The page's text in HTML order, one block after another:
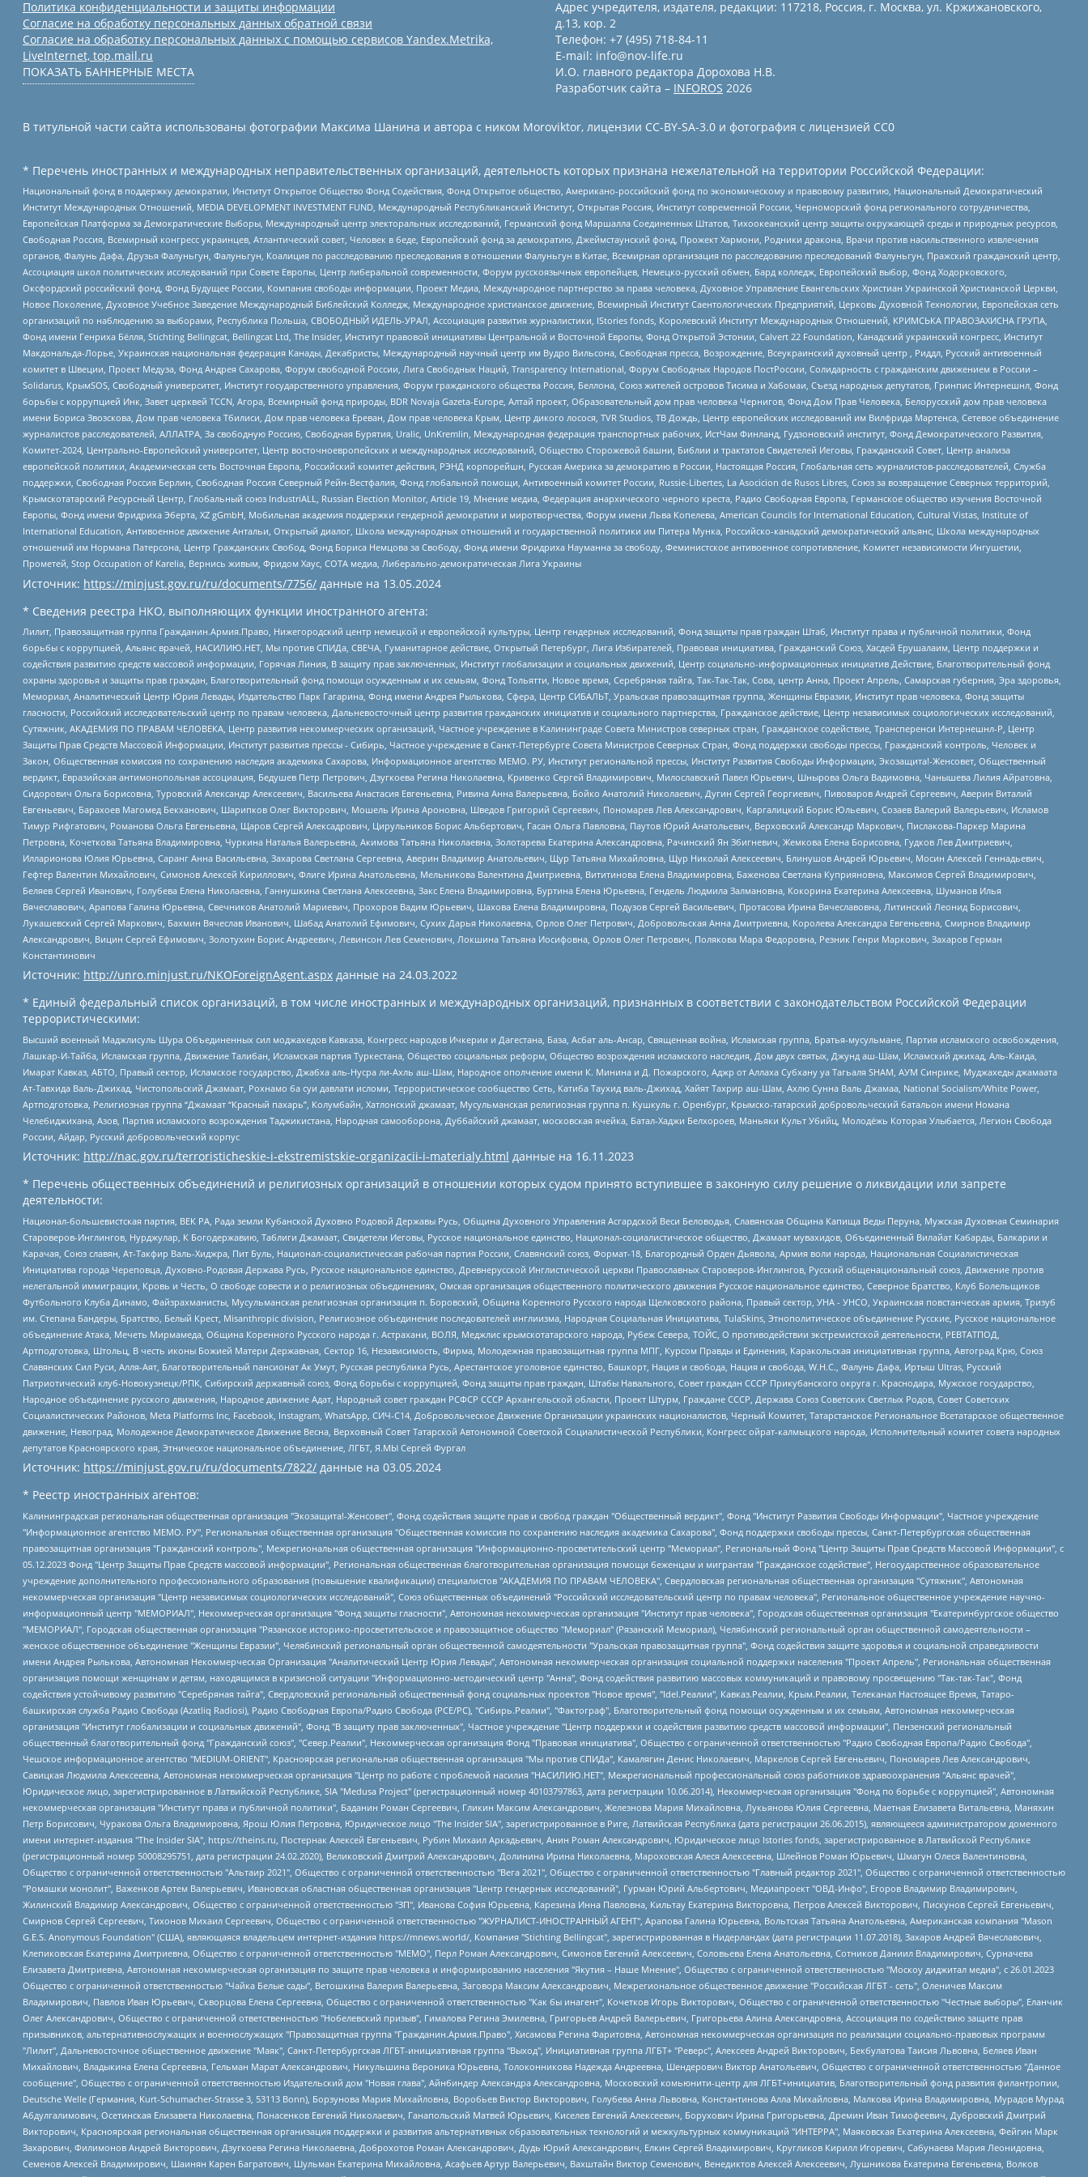
Политика конфиденциальности и защиты информации
Согласие на обработку персональных данных обратной связи
Согласие на обработку персональных данных с помощью сервисов Yandex.Metrika,
LiveInternet, top.mail.ru
ПОКАЗАТЬ БАННЕРНЫЕ МЕСТА
Адрес учредителя, издателя, редакции: 117218, Россия, г. Москва, ул. Кржижановского,
д.13, кор. 2
Телефон: +7 (495) 718-84-11
E-mail: info@nov-life.ru
И.О. главного редактора Дорохова Н.В.
Разработчик сайта – INFOROS 2026
В титульной части сайта использованы фотографии Максима Шанина и автора с ником Moroviktor, лицензии CC-BY-SA-3.0 и фотография с лицензией СС0
* Перечень иностранных и международных неправительственных организаций, деятельность которых признана нежелательной на территории Российской Федерации:
Национальный фонд в поддержку демократии, Институт Открытое Общество Фонд Содействия, Фонд Открытое общество, Американо-российский фонд по экономическому и правовому развитию, Национальный Демократический
Институт Международных Отношений, MEDIA DEVELOPMENT INVESTMENT FUND, Международный Республиканский Институт, Открытая Россия, Институт современной России, Черноморский фонд регионального сотрудничества,
Европейская Платформа за Демократические Выборы, Международный центр электоральных исследований, Германский фонд Маршалла Соединенных Штатов, Тихоокеанский центр защиты окружающей среды и природных ресурсов,
Свободная Россия, Всемирный конгресс украинцев, Атлантический совет, Человек в беде, Европейский фонд за демократию, Джеймстаунский фонд, Прожект Хармони, Родники дракона, Врачи против насильственного извлечения
органов, Фалунь Дафа, Друзья Фалуньгун, Фалуньгун, Коалиция по расследованию преследования в отношении Фалуньгун в Китае, Всемирная организация по расследованию преследований Фалуньгун, Пражский гражданский центр,
Ассоциация школ политических исследований при Совете Европы, Центр либеральной современности, Форум русскоязычных европейцев, Немецко-русский обмен, Бард колледж, Европейский выбор, Фонд Ходорковского,
Оксфордский российский фонд, Фонд Будущее России, Компания свободы информации, Проект Медиа, Международное партнерство за права человека, Духовное Управление Евангельских Христиан Украинской Христианской Церкви,
Новое Поколение, Духовное Учебное Заведение Международный Библейский Колледж, Международное христианское движение, Всемирный Институт Саентологических Предприятий, Церковь Духовной Технологии, Европейская сеть
организаций по наблюдению за выборами, Республика Польша, СВОБОДНЫЙ ИДЕЛЬ-УРАЛ, Ассоциация развития журналистики, IStories fonds, Королевский Институт Международных Отношений, КРИМСЬКА ПРАВОЗАХИСНА ГРУПА,
Фонд имени Генриха Бёлля, Stichting Bellingcat, Bellingcat Ltd, The Insider, Институт правовой инициативы Центральной и Восточной Европы, Фонд Открытой Эстонии, Calvert 22 Foundation, Канадский украинский конгресс, Институт
Макдональда-Лорье, Украинская национальная федерация Канады, Декабристы, Международный научный центр им Вудро Вильсона, Свободная пресса, Возрождение, Всеукраинский духовный центр , Риддл, Русский антивоенный
комитет в Швеции, Проект Медуза, Фонд Андрея Сахарова, Форум свободной России, Лига Свободных Наций, Transparеncy International, Форум Свободных Народов ПостРоссии, Солидарность с гражданским движением в России –
Solidarus, КрымSOS, Свободный университет, Институт государственного управления, Форум гражданского общества Россия, Беллона, Союз жителей островов Тисима и Хабомаи, Съезд народных депутатов, Гринпис Интернешнл, Фонд
борьбы с коррупцией Инк, Завет церквей TCCN, Агора, Всемирный фонд природы, BDR Novaja Gazeta-Europe, Алтай проект, Образовательный дом прав человека Чернигов, Фонд Дом Прав Человека, Белорусский дом прав человека
имени Бориса Звозскова, Дом прав человека Тбилиси, Дом прав человека Ереван, Дом прав человека Крым, Центр дикого лосося, TVR Studios, ТВ Дождь, Центр европейских исследований им Вилфрида Мартенса, Сетевое объединение
журналистов расследователей, АЛЛАТРА, За свободную Россию, Свободная Бурятия, Uralic, UnKremlin, Международная федерация транспортных рабочих, ИстЧам Финланд, Гудзоновский институт, Фонд Демократического Развития,
Комитет-2024, Центрально-Европейский университет, Центр восточноевропейских и международных исследований, Общество Сторожевой башни, Библии и трактатов Свидетелей Иеговы, Гражданский Совет, Центр анализа
европейской политики, Академическая сеть Восточная Европа, Российский комитет действия, РЭНД корпорейшн, Русская Америка за демократию в России, Настоящая Россия, Глобальная сеть журналистов-расследователей, Служба
поддержки, Свободная Россия Берлин, Свободная Россия Северный Рейн-Вестфалия, Фонд глобальной помощи, Антивоенный комитет России, Russie-Libertes, La Asocicion de Rusos Libres, Союз за возвращение Северных территорий,
Крымскотатарский Ресурсный Центр, Глобальный союз IndustriALL, Russian Election Monitor, Article 19, Мнение медиа, Федерация анархического черного креста, Радио Свободная Европа, Германское общество изучения Восточной
Европы, Фонд имени Фридриха Эберта, XZ gGmbH, Мобильная академия поддержки гендерной демократии и миротворчества, Форум имени Льва Копелева, American Councils for International Education, Cultural Vistas, Institute of
International Education, Антивоенное движение Антальи, Открытый диалог, Школа международных отношений и государственной политики им Питера Мунка, Российско-канадский демократический альянс, Школа международных
отношений им Нормана Патерсона, Центр Гражданских Свобод, Фонд Бориса Немцова за Свободу, Фонд имени Фридриха Науманна за свободу, Феминистское антивоенное сопротивление, Комитет независимости Ингушетии,
Прометей, Stop Occupation of Karelia, Вернись живым, Фридом Хаус, СОТА медиа, Либерально-демократическая Лига Украины
Источник: https://minjust.gov.ru/ru/documents/7756/ данные на 13.05.2024
* Сведения реестра НКО, выполняющих функции иностранного агента:
Лилит, Правозащитная группа Гражданин.Армия.Право, Нижегородский центр немецкой и европейской культуры, Центр гендерных исследований, Фонд защиты прав граждан Штаб, Институт права и публичной политики, Фонд
борьбы с коррупцией, Альянс врачей, НАСИЛИЮ.НЕТ, Мы против СПИДа, СВЕЧА, Гуманитарное действие, Открытый Петербург, Лига Избирателей, Правовая инициатива, Гражданский Союз, Хасдей Ерушалаим, Центр поддержки и
содействия развитию средств массовой информации, Горячая Линия, В защиту прав заключенных, Институт глобализации и социальных движений, Центр социально-информационных инициатив Действие, Благотворительный фонд
охраны здоровья и защиты прав граждан, Благотворительный фонд помощи осужденным и их семьям, Фонд Тольятти, Новое время, Серебряная тайга, Так-Так-Так, Сова, центр Анна, Проект Апрель, Самарская губерния, Эра здоровья,
Мемориал, Аналитический Центр Юрия Левады, Издательство Парк Гагарина, Фонд имени Андрея Рылькова, Сфера, Центр СИБАЛЬТ, Уральская правозащитная группа, Женщины Евразии, Институт прав человека, Фонд защиты
гласности, Российский исследовательский центр по правам человека, Дальневосточный центр развития гражданских инициатив и социального партнерства, Гражданское действие, Центр независимых социологических исследований,
Сутяжник, АКАДЕМИЯ ПО ПРАВАМ ЧЕЛОВЕКА, Центр развития некоммерческих организаций, Частное учреждение в Калининграде Совета Министров северных стран, Гражданское содействие, Трансперенси Интернешнл-Р, Центр
Защиты Прав Средств Массовой Информации, Институт развития прессы - Сибирь, Частное учреждение в Санкт-Петербурге Совета Министров Северных Стран, Фонд поддержки свободы прессы, Гражданский контроль, Человек и
Закон, Общественная комиссия по сохранению наследия академика Сахарова, Информационное агентство МЕМО. РУ, Институт региональной прессы, Институт Развития Свободы Информации, Экозащита!-Женсовет, Общественный
вердикт, Евразийская антимонопольная ассоциация, Бедушев Петр Петрович, Дзугкоева Регина Николаевна, Кривенко Сергей Владимирович, Милославский Павел Юрьевич, Шнырова Ольга Вадимовна, Чанышева Лилия Айратовна,
Сидорович Ольга Борисовна, Туровский Александр Алексеевич, Васильева Анастасия Евгеньевна, Ривина Анна Валерьевна, Бойко Анатолий Николаевич, Дугин Сергей Георгиевич, Пивоваров Андрей Сергеевич, Аверин Виталий
Евгеньевич, Барахоев Магомед Бекханович, Шарипков Олег Викторович, Мошель Ирина Ароновна, Шведов Григорий Сергеевич, Пономарев Лев Александрович, Каргалицкий Борис Юльевич, Созаев Валерий Валерьевич, Исламов
Тимур Рифгатович, Романова Ольга Евгеньевна, Щаров Сергей Алексадрович, Цирульников Борис Альбертович, Гасан Ольга Павловна, Паутов Юрий Анатольевич, Верховский Александр Маркович, Пислакова-Паркер Марина
Петровна, Кочеткова Татьяна Владимировна, Чуркина Наталья Валерьевна, Акимова Татьяна Николаевна, Золотарева Екатерина Александровна, Рачинский Ян Збигневич, Жемкова Елена Борисовна, Гудков Лев Дмитриевич,
Илларионова Юлия Юрьевна, Саранг Анна Васильевна, Захарова Светлана Сергеевна, Аверин Владимир Анатольевич, Щур Татьяна Михайловна, Щур Николай Алексеевич, Блинушов Андрей Юрьевич, Мосин Алексей Геннадьевич,
Гефтер Валентин Михайлович, Симонов Алексей Кириллович, Флиге Ирина Анатольевна, Мельникова Валентина Дмитриевна, Вититинова Елена Владимировна, Баженова Светлана Куприяновна, Максимов Сергей Владимирович,
Беляев Сергей Иванович, Голубева Елена Николаевна, Ганнушкина Светлана Алексеевна, Закс Елена Владимировна, Буртина Елена Юрьевна, Гендель Людмила Залмановна, Кокорина Екатерина Алексеевна, Шуманов Илья
Вячеславович, Арапова Галина Юрьевна, Свечников Анатолий Мариевич, Прохоров Вадим Юрьевич, Шахова Елена Владимировна, Подузов Сергей Васильевич, Протасова Ирина Вячеславовна, Литинский Леонид Борисович,
Лукашевский Сергей Маркович, Бахмин Вячеслав Иванович, Шабад Анатолий Ефимович, Сухих Дарья Николаевна, Орлов Олег Петрович, Добровольская Анна Дмитриевна, Королева Александра Евгеньевна, Смирнов Владимир
Александрович, Вицин Сергей Ефимович, Золотухин Борис Андреевич, Левинсон Лев Семенович, Локшина Татьяна Иосифовна, Орлов Олег Петрович, Полякова Мара Федоровна, Резник Генри Маркович, Захаров Герман
Константинович
Источник: http://unro.minjust.ru/NKOForeignAgent.aspx данные на 24.03.2022
* Единый федеральный список организаций, в том числе иностранных и международных организаций, признанных в соответствии с законодательством Российской Федерации
террористическими:
Высший военный Маджлисуль Шура Объединенных сил моджахедов Кавказа, Конгресс народов Ичкерии и Дагестана, База, Асбат аль-Ансар, Священная война, Исламская группа, Братья-мусульмане, Партия исламского освобождения,
Лашкар-И-Тайба, Исламская группа, Движение Талибан, Исламская партия Туркестана, Общество социальных реформ, Общество возрождения исламского наследия, Дом двух святых, Джунд аш-Шам, Исламский джихад, Аль-Каида,
Имарат Кавказ, АБТО, Правый сектор, Исламское государство, Джабха аль-Нусра ли-Ахль аш-Шам, Народное ополчение имени К. Минина и Д. Пожарского, Аджр от Аллаха Субхану уа Тагьаля SHAM, АУМ Синрике, Муджахеды джамаата
Ат-Тавхида Валь-Джихад, Чистопольский Джамаат, Рохнамо ба суи давлати исломи, Террористическое сообщество Сеть, Катиба Таухид валь-Джихад, Хайят Тахрир аш-Шам, Ахлю Сунна Валь Джамаа, National Socialism/White Power,
Артподготовка, Религиозная группа “Джамаат “Красный пахарь”, Колумбайн, Хатлонский джамаат, Мусульманская религиозная группа п. Кушкуль г. Оренбург, Крымско-татарский добровольческий батальон имени Номана
Челебиджихана, Азов, Партия исламского возрождения Таджикистана, Народная самооборона, Дуббайский джамаат, московская ячейка, Батал-Хаджи Белхороев, Маньяки Культ Убийц, Молодёжь Которая Улыбается, Легион Свобода
России, Айдар, Русский добровольческий корпус
Источник: http://nac.gov.ru/terroristicheskie-i-ekstremistskie-organizacii-i-materialy.html данные на 16.11.2023
* Перечень общественных объединений и религиозных организаций в отношении которых судом принято вступившее в законную силу решение о ликвидации или запрете
деятельности:
Национал-большевистская партия, ВЕК РА, Рада земли Кубанской Духовно Родовой Державы Русь, Община Духовного Управления Асгардской Веси Беловодья, Славянская Община Капища Веды Перуна, Мужская Духовная Семинария
Староверов-Инглингов, Нурджулар, К Богодержавию, Таблиги Джамаат, Свидетели Иеговы, Русское национальное единство, Национал-социалистическое общество, Джамаат мувахидов, Объединенный Вилайат Кабарды, Балкарии и
Карачая, Союз славян, Ат-Такфир Валь-Хиджра, Пит Буль, Национал-социалистическая рабочая партия России, Славянский союз, Формат-18, Благородный Орден Дьявола, Армия воли народа, Национальная Социалистическая
Инициатива города Череповца, Духовно-Родовая Держава Русь, Русское национальное единство, Древнерусской Инглистической церкви Православных Староверов-Инглингов, Русский общенациональный союз, Движение против
нелегальной иммиграции, Кровь и Честь, О свободе совести и о религиозных объединениях, Омская организация общественного политического движения Русское национальное единство, Северное Братство, Клуб Болельщиков
Футбольного Клуба Динамо, Файзрахманисты, Мусульманская религиозная организация п. Боровский, Община Коренного Русского народа Щелковского района, Правый сектор, УНА - УНСО, Украинская повстанческая армия, Тризуб
им. Степана Бандеры, Братство, Белый Крест, Misanthropic division, Религиозное объединение последователей инглиизма, Народная Социальная Инициатива, TulaSkins, Этнополитическое объединение Русские, Русское национальное
объединение Атака, Мечеть Мирмамеда, Община Коренного Русского народа г. Астрахани, ВОЛЯ, Меджлис крымскотатарского народа, Рубеж Севера, ТОЙС, О противодействии экстремистской деятельности, РЕВТАТПОД,
Артподготовка, Штольц, В честь иконы Божией Матери Державная, Сектор 16, Независимость, Фирма, Молодежная правозащитная группа МПГ, Курсом Правды и Единения, Каракольская инициативная группа, Автоград Крю, Союз
Славянских Сил Руси, Алля-Аят, Благотворительный пансионат Ак Умут, Русская республика Русь, Арестантское уголовное единство, Башкорт, Нация и свобода, Нация и свобода, W.H.С., Фалунь Дафа, Иртыш Ultras, Русский
Патриотический клуб-Новокузнецк/РПК, Сибирский державный союз, Фонд борьбы с коррупцией, Фонд защиты прав граждан, Штабы Навального, Совет граждан СССР Прикубанского округа г. Краснодара, Мужское государство,
Народное объединение русского движения, Народное движение Адат, Народный совет граждан РСФСР СССР Архангельской области, Проект Штурм, Граждане СССР, Держава Союз Советских Светлых Родов, Совет Советских
Социалистических Районов, Meta Platforms Inc, Facebook, Instagram, WhatsApp, СИЧ-С14, Добровольческое Движение Организации украинских националистов, Черный Комитет, Татарстанское Региональное Всетатарское общественное
движение, Невоград, Молодежное Демократическое Движение Весна, Верховный Совет Татарской Автономной Советской Социалистической Республики, Конгресс ойрат-калмыцкого народа, Исполнительный комитет совета народных
депутатов Красноярского края, Этническое национальное объединение, ЛГБТ, Я.МЫ Сергей Фургал
Источник: https://minjust.gov.ru/ru/documents/7822/ данные на 03.05.2024
* Реестр иностранных агентов:
Калининградская региональная общественная организация "Экозащита!-Женсовет", Фонд содействия защите прав и свобод граждан "Общественный вердикт", Фонд "Институт Развития Свободы Информации", Частное учреждение "Информационное агентство МЕМО. РУ", Региональная общественная организация "Общественная комиссия по сохранению наследия академика Сахарова", Фонд поддержки свободы прессы, Санкт-Петербургская общественная правозащитная организация "Гражданский контроль", Межрегиональная общественная организация "Информационно-просветительский центр "Мемориал", Региональный Фонд "Центр Защиты Прав Средств Массовой Информации", с 05.12.2023 Фонд "Центр Защиты Прав Средств массовой информации", Региональная общественная благотворительная организация помощи беженцам и мигрантам "Гражданское содействие", Негосударственное образовательное учреждение дополнительного профессионального образования (повышение квалификации) специалистов "АКАДЕМИЯ ПО ПРАВАМ ЧЕЛОВЕКА", Свердловская региональная общественная организация "Сутяжник", Автономная некоммерческая организация "Центр независимых социологических исследований", Союз общественных объединений "Российский исследовательский центр по правам человека", Региональное общественное учреждение научно-информационный центр "МЕМОРИАЛ", Некоммерческая организация "Фонд защиты гласности", Автономная некоммерческая организация "Институт прав человека", Городская общественная организация "Екатеринбургское общество "МЕМОРИАЛ", Городская общественная организация "Рязанское историко-просветительское и правозащитное общество "Мемориал" (Рязанский Мемориал), Челябинский региональный орган общественной самодеятельности – женское общественное объединение "Женщины Евразии", Челябинский региональный орган общественной самодеятельности "Уральская правозащитная группа", Фонд содействия защите здоровья и социальной справедливости имени Андрея Рылькова, Автономная Некоммерческая Организация "Аналитический Центр Юрия Левады", Автономная некоммерческая организация социальной поддержки населения "Проект Апрель", Региональная общественная организация помощи женщинам и детям, находящимся в кризисной ситуации "Информационно-методический центр "Анна", Фонд содействия развитию массовых коммуникаций и правовому просвещению "Так-так-Так", Фонд содействия устойчивому развитию "Серебряная тайга", Свердловский региональный общественный фонд социальных проектов "Новое время", "Idel.Реалии", Кавказ.Реалии, Крым.Реалии, Телеканал Настоящее Время, Татаро-башкирская служба Радио Свобода (Azatliq Radiosi), Радио Свободная Европа/Радио Свобода (PCE/PC), "Сибирь.Реалии", "Фактограф", Благотворительный фонд помощи осужденным и их семьям, Автономная некоммерческая организация "Институт глобализации и социальных движений", Фонд "В защиту прав заключенных", Частное учреждение "Центр поддержки и содействия развитию средств массовой информации", Пензенский региональный общественный благотворительный фонд "Гражданский союз", "Север.Реалии", Некоммерческая организация Фонд "Правовая инициатива", Общество с ограниченной ответственностью "Радио Свободная Европа/Радио Свобода", Чешское информационное агентство "MEDIUM-ORIENT", Красноярская региональная общественная организация "Мы против СПИДа", Камалягин Денис Николаевич, Маркелов Сергей Евгеньевич, Пономарев Лев Александрович, Савицкая Людмила Алексеевна, Автономная некоммерческая организация "Центр по работе с проблемой насилия "НАСИЛИЮ.НЕТ", Межрегиональный профессиональный союз работников здравоохранения "Альянс врачей", Юридическое лицо, зарегистрированное в Латвийской Республике, SIA "Medusa Project" (регистрационный номер 40103797863, дата регистрации 10.06.2014), Некоммерческая организация "Фонд по борьбе с коррупцией", Автономная некоммерческая организация "Институт права и публичной политики", Баданин Роман Сергеевич, Гликин Максим Александрович, Железнова Мария Михайловна, Лукьянова Юлия Сергеевна, Маетная Елизавета Витальевна, Маняхин Петр Борисович, Чуракова Ольга Владимировна, Ярош Юлия Петровна, Юридическое лицо "The Insider SIA", зарегистрированное в Риге, Латвийская Республика (дата регистрации 26.06.2015), являющееся администратором доменного имени интернет-издания "The Insider SIA", https://theins.ru, Постернак Алексей Евгеньевич, Рубин Михаил Аркадьевич, Анин Роман Александрович, Юридическое лицо Istories fonds, зарегистрированное в Латвийской Республике (регистрационный номер 50008295751, дата регистрации 24.02.2020), Великовский Дмитрий Александрович, Долинина Ирина Николаевна, Мароховская Алеся Алексеевна, Шлейнов Роман Юрьевич, Шмагун Олеся Валентиновна, Общество с ограниченной ответственностью "Альтаир 2021", Общество с ограниченной ответственностью "Вега 2021", Общество с ограниченной ответственностью "Главный редактор 2021", Общество с ограниченной ответственностью "Ромашки монолит", Важенков Артем Валерьевич, Ивановская областная общественная организация "Центр гендерных исследований", Гурман Юрий Альбертович, Медиапроект "ОВД-Инфо", Егоров Владимир Владимирович, Жилинский Владимир Александрович, Общество с ограниченной ответственностью "ЗП", Иванова София Юрьевна, Карезина Инна Павловна, Кильтау Екатерина Викторовна, Петров Алексей Викторович, Пискунов Сергей Евгеньевич, Смирнов Сергей Сергеевич, Тихонов Михаил Сергеевич, Общество с ограниченной ответственностью "ЖУРНАЛИСТ-ИНОСТРАННЫЙ АГЕНТ", Арапова Галина Юрьевна, Вольтская Татьяна Анатольевна, Американская компания "Mason G.E.S. Anonymous Foundation" (США), являющаяся владельцем интернет-издания https://mnews.world/, Компания "Stichting Bellingcat", зарегистрированная в Нидерландах (дата регистрации 11.07.2018), Захаров Андрей Вячеславович, Клепиковская Екатерина Дмитриевна, Общество с ограниченной ответственностью "МЕМО", Перл Роман Александрович, Симонов Евгений Алексеевич, Соловьева Елена Анатольевна, Сотников Даниил Владимирович, Сурначева Елизавета Дмитриевна, Автономная некоммерческая организация по защите прав человека и информированию населения "Якутия – Наше Мнение", Общество с ограниченной ответственностью "Москоу диджитал медиа", с 26.01.2023 Общество с ограниченной ответственностью "Чайка Белые сады", Ветошкина Валерия Валерьевна, Заговора Максим Александрович, Межрегиональное общественное движение "Российская ЛГБТ - сеть", Оленичев Максим Владимирович, Павлов Иван Юрьевич, Скворцова Елена Сергеевна, Общество с ограниченной ответственностью "Как бы инагент", Кочетков Игорь Викторович, Общество с ограниченной ответственностью "Честные выборы", Еланчик Олег Александрович, Общество с ограниченной ответственностью "Нобелевский призыв", Гималова Регина Эмилевна, Григорьев Андрей Валерьевич, Григорьева Алина Александровна, Ассоциация по содействию защите прав призывников, альтернативнослужащих и военнослужащих "Правозащитная группа "Гражданин.Армия.Право", Хисамова Регина Фаритовна, Автономная некоммерческая организация по реализации социально-правовых программ "Лилит", Дальневосточное общественное движение "Маяк", Санкт-Петербургская ЛГБТ-инициативная группа "Выход", Инициативная группа ЛГБТ+ "Реверс", Алексеев Андрей Викторович, Бекбулатова Таисия Львовна, Беляев Иван Михайлович, Владыкина Елена Сергеевна, Гельман Марат Александрович, Никульшина Вероника Юрьевна, Толоконникова Надежда Андреевна, Шендерович Виктор Анатольевич, Общество с ограниченной ответственностью "Данное сообщение", Общество с ограниченной ответственностью Издательский дом "Новая глава", Айнбиндер Александра Александровна, Московский комьюнити-центр для ЛГБТ+инициатив, Благотворительный фонд развития филантропии, Deutsche Welle (Германия, Kurt-Schumacher-Strasse 3, 53113 Bonn), Борзунова Мария Михайловна, Воробьев Виктор Викторович, Голубева Анна Львовна, Константинова Алла Михайловна, Малкова Ирина Владимировна, Мурадов Мурад Абдулгалимович, Осетинская Елизавета Николаевна, Понасенков Евгений Николаевич, Ганапольский Матвей Юрьевич, Киселев Евгений Алексеевич, Борухович Ирина Григорьевна, Дремин Иван Тимофеевич, Дубровский Дмитрий Викторович, Красноярская региональная общественная организация поддержки и развития альтернативных образовательных технологий и межкультурных коммуникаций "ИНТЕРРА", Маяковская Екатерина Алексеевна, Фейгин Марк Захарович, Филимонов Андрей Викторович, Дзугкоева Регина Николаевна, Доброхотов Роман Александрович, Дудь Юрий Александрович, Елкин Сергей Владимирович, Кругликов Кирилл Игоревич, Сабунаева Мария Леонидовна, Семенов Алексей Владимирович, Шаинян Карен Багратович, Шульман Екатерина Михайловна, Асафьев Артур Валерьевич, Вахштайн Виктор Семенович, Венедиктов Алексей Алексеевич, Лушникова Екатерина Евгеньевна, Волков Леонид Михайлович, Невзоров Александр Глебович, Пархоменко Сергей Борисович, Сироткин Ярослав Николаевич, Кара-Мурза Владимир Владимирович, Баранова Наталья Владимировна, Гозман Леонид Яковлевич, Кагарлицкий Борис Юльевич, Климарев Михаил Валерьевич, Милов Владимир Станиславович, Автономная некоммерческая организация Краснодарский центр современного искусства "Типография", Моргенштерн Алишер Тагирович, Соболь Любовь Эдуардовна, Общество с ограниченной ответственностью "ЛИЗА НОРМ", Каспаров Гарри Кимович, Ходорковский Михаил Борисович, Общество с ограниченной ответственностью "Апрельские тезисы", Данилович Ирина Брониславовна, Кашин Олег Владимирович, Петров Николай Владимирович, Пивоваров Алексей Владимирович, Соколов Михаил Владимирович, Цветкова Юлия Владимировна, Чичваркин Евгений Александрович, Комитет против пыток/Команда против пыток, Общество с ограниченной ответственностью "Первый научный", Общество с ограниченной ответственностью "Вертолет и ко", Белоцерковская Вероника Борисовна, Кац Максим Евгеньевич, Лазарева Татьяна Юрьевна, Шаведдинов Руслан Табризович, Яшин Илья Валерьевич, Общество с ограниченной ответственностью "Иноагент ААВ", Алешковский Дмитрий Петрович, Альбац Евгения Марковна, Быков Дмитрий Львович, Галямина Юлия Евгеньевна, Лойко Сергей Леонидович, Мартынов Кирилл Константинович, Медведев Сергей Александрович, Крашенинников Федор Геннадиевич, Гордеева Катерина Вл